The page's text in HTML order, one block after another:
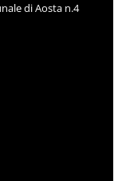
di Aosta n.4